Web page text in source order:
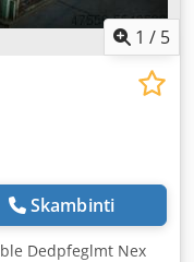
1 / 5
Skambinti
Dedpfeglmt Nex